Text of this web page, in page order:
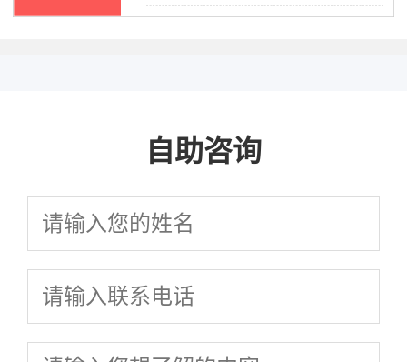
自助咨询